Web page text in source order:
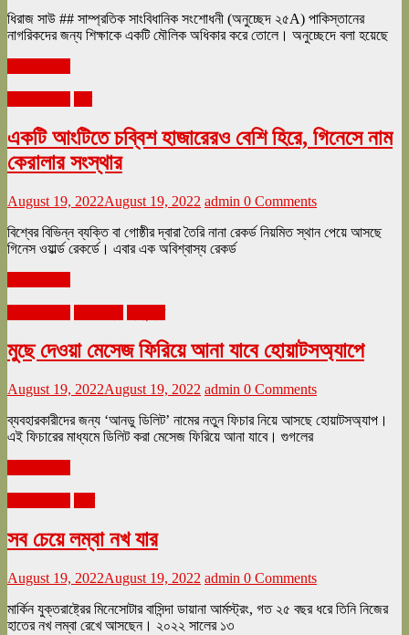
ধিরাজ সাউ ## সাম্প্রতিক সাংবিধানিক সংশোধনী (অনুচ্ছেদ ২৫A) পাকিস্তানের
নাগরিকদের জন্য শিক্ষাকে একটি মৌলিক অধিকার করে তোলে। অনুচ্ছেদে বলা হয়েছে
একটি আংটিতে চব্বিশ হাজারেরও বেশি হিরে, গিনেসে নাম
কেরালার সংস্থার
August 19, 2022August 19, 2022 admin 0 Comments
বিশ্বের বিভিন্ন ব্যক্তি বা গোষ্ঠীর দ্বারা তৈরি নানা রেকর্ড নিয়মিত স্থান পেয়ে আসছে
গিনেস ওয়ার্ল্ড রেকর্ডে। এবার এক অবিশ্বাস্য রেকর্ড
মুছে দেওয়া মেসেজ ফিরিয়ে আনা যাবে হোয়াটসঅ্যাপে
August 19, 2022August 19, 2022 admin 0 Comments
ব্যবহারকারীদের জন্য ‘আনডু ডিলিট’ নামের নতুন ফিচার নিয়ে আসছে হোয়াটসঅ্যাপ।
এই ফিচারের মাধ্যমে ডিলিট করা মেসেজ ফিরিয়ে আনা যাবে। গুগলের
সব চেয়ে লম্বা নখ যার
August 19, 2022August 19, 2022 admin 0 Comments
মার্কিন যুক্তরাষ্ট্রের মিনেসোটার বাসিন্দা ডায়ানা আর্মস্ট্রং, গত ২৫ বছর ধরে তিনি নিজের
হাতের নখ লম্বা রেখে আসছেন। ২০২২ সালের ১৩